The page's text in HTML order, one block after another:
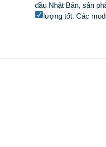
đầu Nhật Bản, sản
lượng tốt.Các